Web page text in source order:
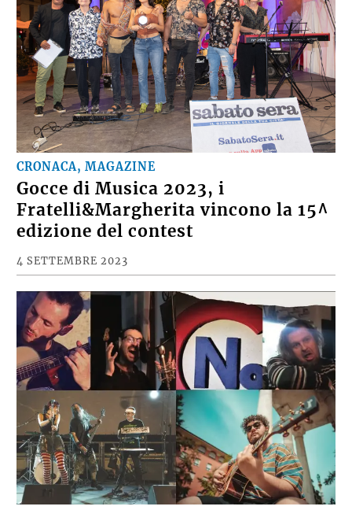
CRONACA, MAGAZINE
Gocce di Musica 2023, i
Fratelli&Margherita vincono la 15^
edizione del contest
4 SETTEMBRE 2023